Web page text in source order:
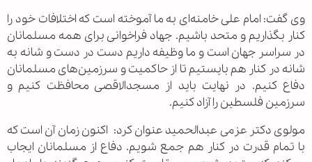
وی گفت: امام علی خامنه‌ای به ما آموخته است که اختلافات خود را
کنار بگذاریم و متحد باشیم. جهاد فراخوانی برای همه مسلمانان
در سراسر جهان است و ما وظیفه داریم دست در دست و شانه به
شانه در کنار هم بایستیم تا از حاکمیت و سرزمین‌های مسلمانان
دفاع کنیم. در نهایت باید از مسجدالاقصی محافظت کنیم و
سرزمین فلسطین را آزاد کنیم.
مولوی دکتر عزمی عبدالحمید عنوان کرد: اکنون زمان آن است که
با تمام قدرت در کنار هم جمع شویم. دفاع از مسلمانان ایجاب